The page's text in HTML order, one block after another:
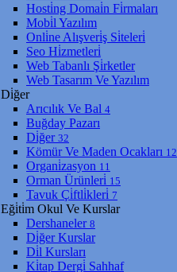
Hosti̇ng Domai̇n Fi̇rmaları
Mobi̇l Yazılım
Onli̇ne Alışveri̇ş Si̇teleri̇
Seo Hi̇zmetleri̇
Web Tabanlı Şi̇rketler
Web Tasarım Ve Yazılım
Di̇ğer
Arıcılık Ve Bal 4
Buğday Pazarı
Di̇ğer 32
Kömür Ve Maden Ocakları 12
Organi̇zasyon 11
Orman Ürünleri̇ 15
Tavuk Çi̇ftli̇kleri̇ 7
Eği̇ti̇m Okul Ve Kurslar
Dershaneler 8
Di̇ğer Kurslar
Di̇l Kursları
Ki̇tap Dergi̇ Sahhaf